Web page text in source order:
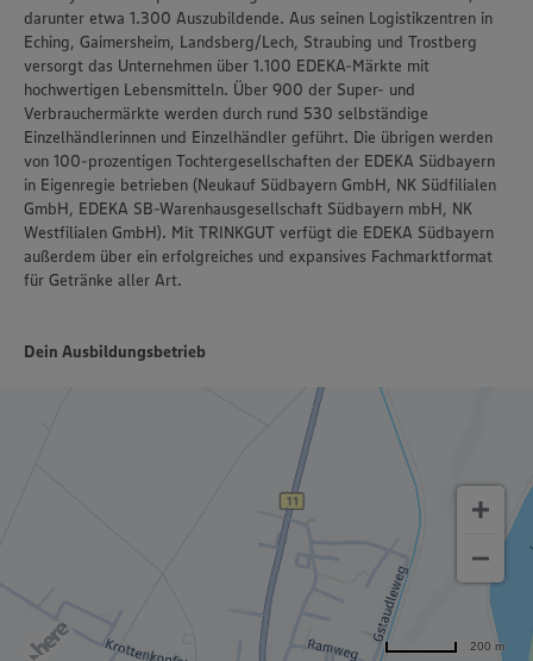
darunter etwa 1.300 Auszubildende. Aus seinen Logistikzentren in
Eching, Gaimersheim, Landsberg/Lech, Straubing und Trostberg
versorgt das Unternehmen über 1.100 EDEKA-Märkte mit
hochwertigen Lebensmitteln. Über 900 der Super- und
Verbrauchermärkte werden durch rund 530 selbständige
Einzelhändlerinnen und Einzelhändler geführt. Die übrigen werden
von 100-prozentigen Tochtergesellschaften der EDEKA Südbayern
in Eigenregie betrieben (Neukauf Südbayern GmbH, NK Südfilialen
GmbH, EDEKA SB-Warenhausgesellschaft Südbayern mbH, NK
Westfilialen GmbH). Mit TRINKGUT verfügt die EDEKA Südbayern
außerdem über ein erfolgreiches und expansives Fachmarktformat
für Getränke aller Art.
Dein Ausbildungsbetrieb
200 m